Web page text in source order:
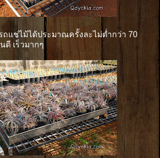
ถแช่ไม้ได้ประมาณครั้งละไม่ต่ำกว่า 70
ดี เร็วมากๆ